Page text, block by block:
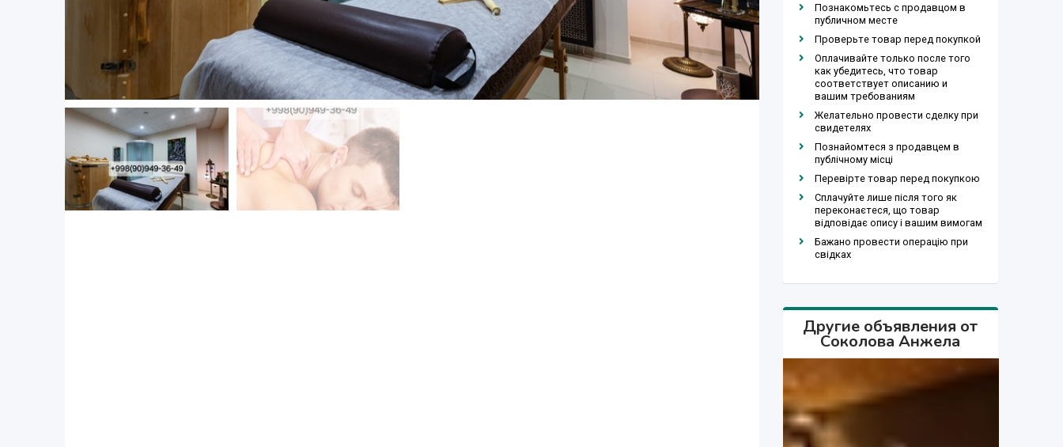
Познакомьтесь с продавцом в
публичном месте
Проверьте товар перед покупкой
Оплачивайте только после того
как убедитесь, что товар
соответствует описанию и
вашим требованиям
Желательно провести сделку при
свидетелях
Познайомтеся з продавцем в
публічному місці
Перевірте товар перед покупкою
Сплачуйте лише після того як
переконаєтеся, що товар
відповідає опису і вашим вимогам
Бажано провести операцію при
свідках
Другие объявления от
Соколова Анжела